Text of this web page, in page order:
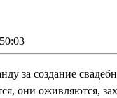
за создание
они оживляются,